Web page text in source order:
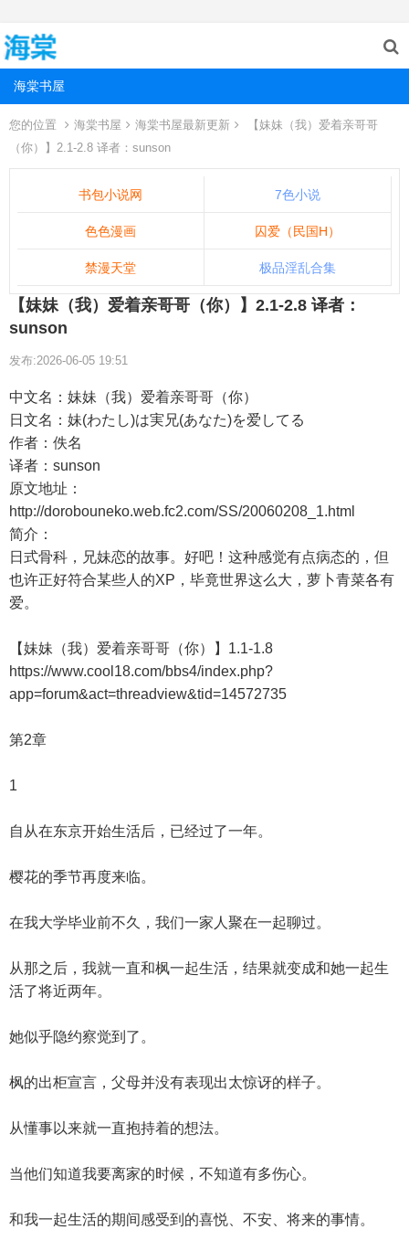
海棠书屋
您的位置 海棠书屋 海棠书屋最新更新
【妹妹（我）爱着亲哥哥
（你）】2.1-2.8 译者：sunson
书包小说网 7色小说
色色漫画 囚爱（民国H）
禁漫天堂 极品淫乱合集
【妹妹（我）爱着亲哥哥（你）】2.1-2.8 译者：
sunson
发布:2026-06-05 19:51
中文名：妹妹（我）爱着亲哥哥（你）
日文名：妹(わたし)は実兄(あなた)を爱してる
作者：佚名
译者：sunson
原文地址：
http://dorobouneko.web.fc2.com/SS/20060208_1.html
简介：
日式骨科，兄妹恋的故事。好吧！这种感觉有点病态的，但
也许正好符合某些人的XP，毕竟世界这么大，萝卜青菜各有
爱。
【妹妹（我）爱着亲哥哥（你）】1.1-1.8
https://www.cool18.com/bbs4/index.php?
app=forum&act=threadview&tid=14572735
第2章
1
自从在东京开始生活后，已经过了一年。
樱花的季节再度来临。
在我大学毕业前不久，我们一家人聚在一起聊过。
从那之后，我就一直和枫一起生活，结果就变成和她一起生
活了将近两年。
她似乎隐约察觉到了。
枫的出柜宣言，父母并没有表现出太惊讶的样子。
从懂事以来就一直抱持着的想法。
当他们知道我要离家的时候，不知道有多伤心。
和我一起生活的期间感受到的喜悦、不安、将来的事情。